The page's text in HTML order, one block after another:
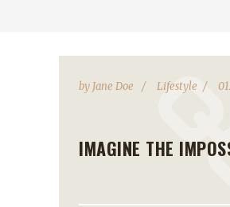
by Jane Doe Lifestyle
IMAGINE THE